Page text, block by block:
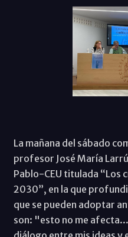
La mañana del sábado
profesor José María
Pablo-CEU titulada “Los
2030”, en la que
que se pueden adoptar
son: "esto no me